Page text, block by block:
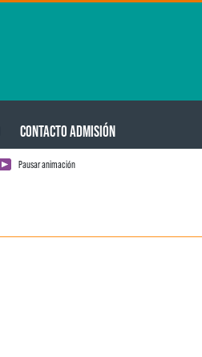
CONTACTO ADMISIÓN
Pausar animación